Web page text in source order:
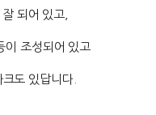
되어 있고,
이 조성되어 있고
도 있답니다.